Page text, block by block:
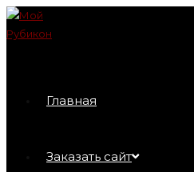
Перейти
к
Главная
Заказать сайт